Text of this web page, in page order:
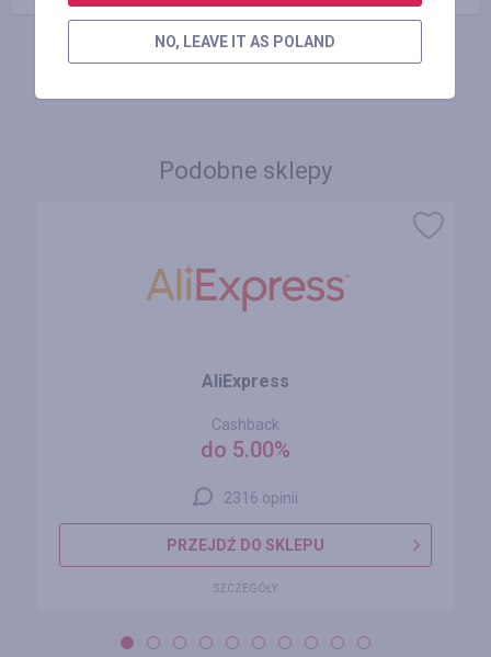
ZALOGUJ SIĘ, ŻEBY ZOSTAWIĆ OPINIĘ
Podobne sklepy
AliExpress
Cashback
do 5.00%
2316 opinii
PRZEJDŹ DO SKLEPU
SZCZEGÓŁY
NO, LEAVE IT AS POLAND